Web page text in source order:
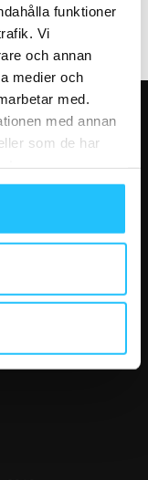
funktioner
Vi
och annan
medier och
med.
med annan
som de har
ersätta en frukost